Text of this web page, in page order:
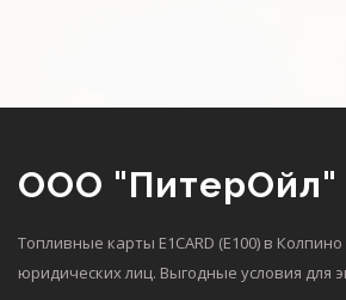
ООО "ПитерОйл"
Топливные карты E1CARD (Е100) в Колпино
юридических лиц. Выгодные условия для